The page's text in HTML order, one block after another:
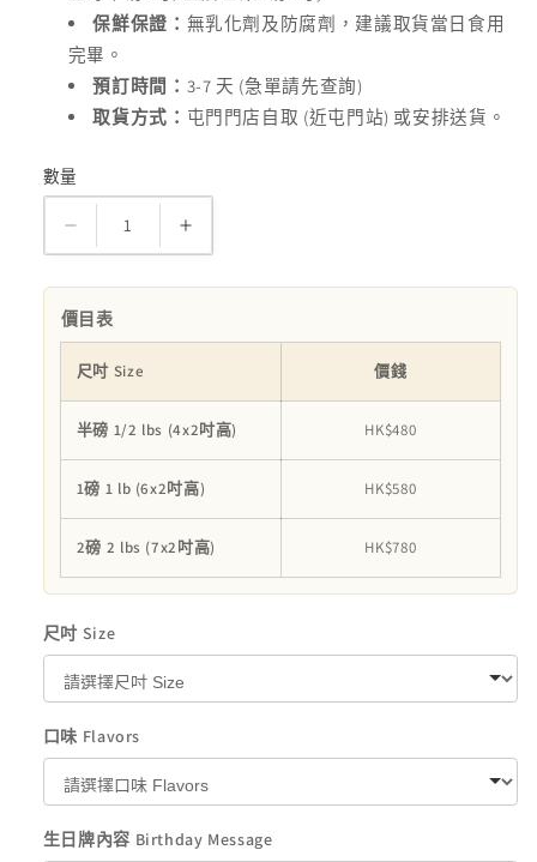
保鮮保證： 無乳化劑及防腐劑，建議取貨當日食用
完畢。
預訂時間： 3-7 天 (急單請先查詢)
取貨方式： 屯門門店自取 (近屯門站) 或安排送貨。
數
數量
純
素
鮮
果
Mousse
蛋
糕
Sugar-
free
vegan
fruit
cake
數
量
減
少
素
果
Mousse
蛋
糕
Sugar-
free
vegan
fruit
數
加
價目表
尺吋 Size 價錢
半磅 1/2 lbs (4x2吋高) HK$480
1磅 1 lb (6x2吋高) HK$580
2磅 2 lbs (7x2吋高) HK$780
尺吋 Size
口味 Flavors
生日牌內容 Birthday Message